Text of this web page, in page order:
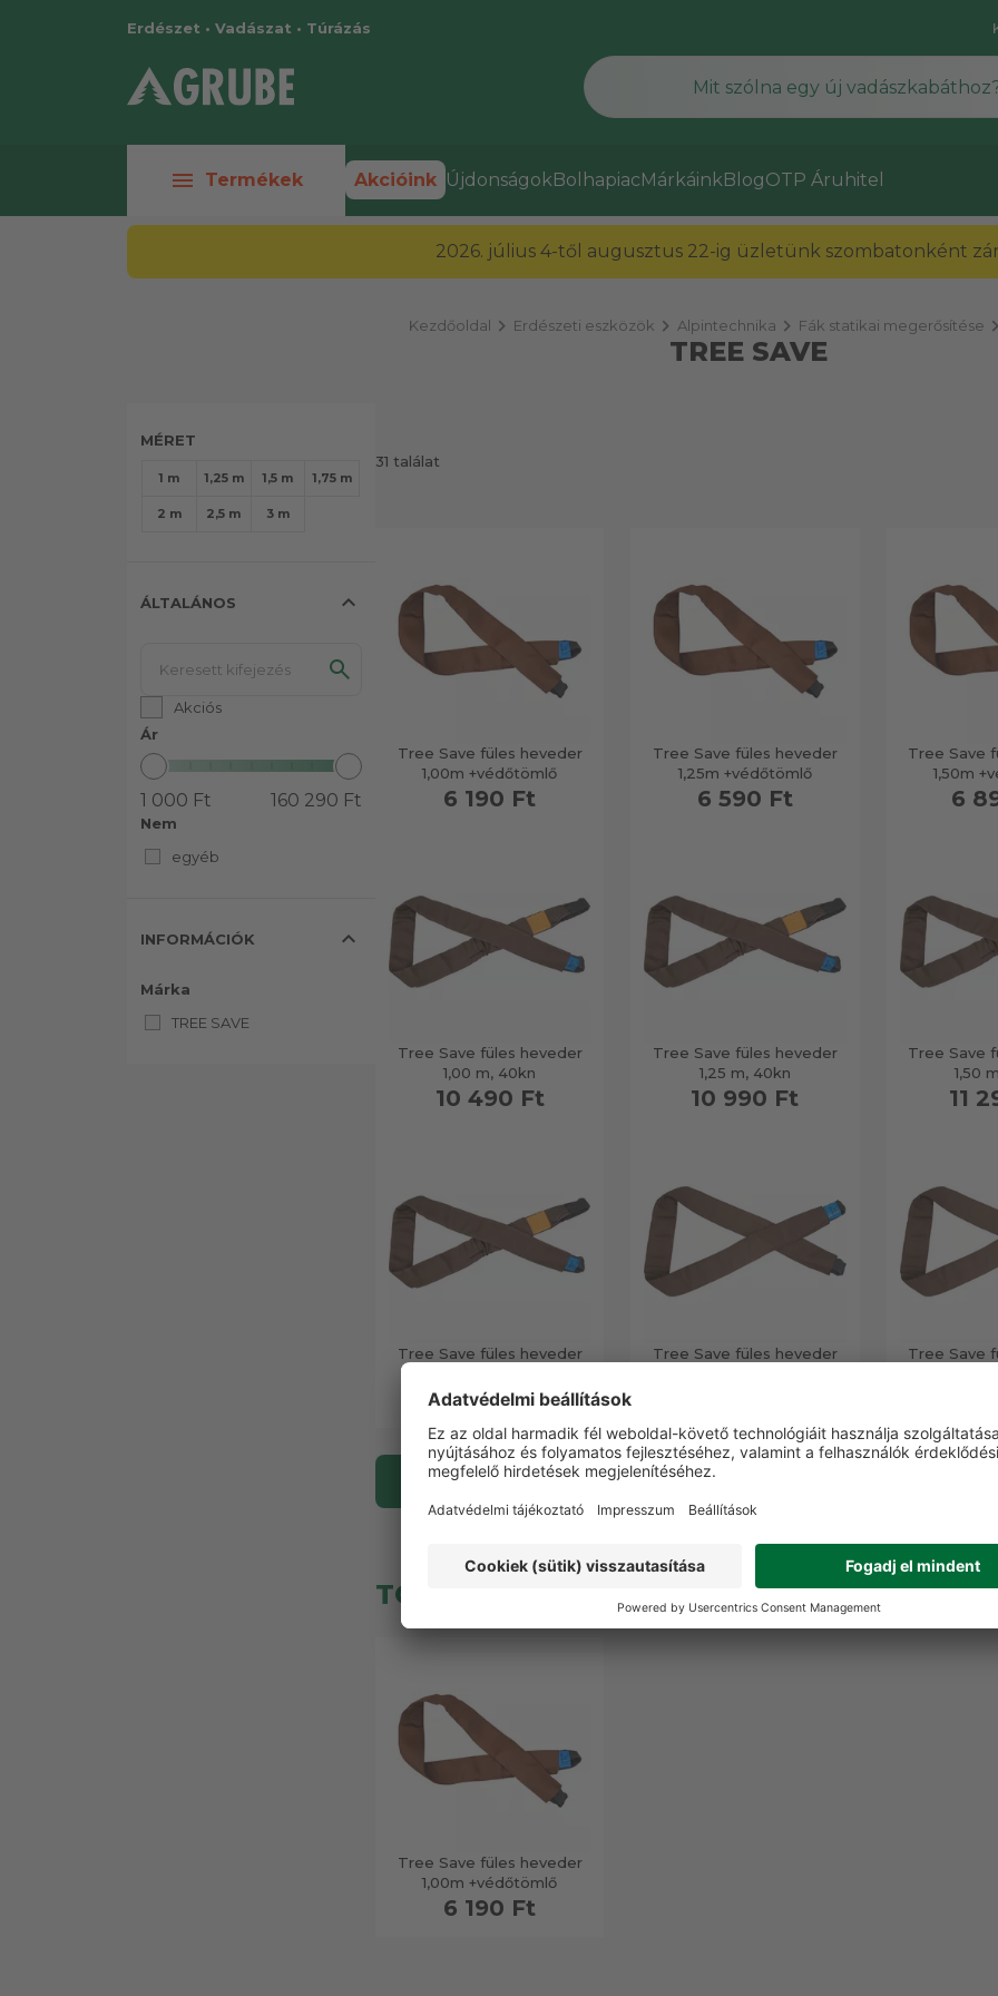
Erdészet • Vadászat • Túrázás
menu Termékek Akcióink ÚjdonságokBolhapiacMárkáinkBlogOTP Áruhitel
2026. július 4-től augusztus 22-ig üzletünk szombatonként
Kezdőoldal chevron_right Erdészeti eszközök chevron_right Alpintechnika chevron_right Fák statikai megerősítése chevron_right
TREE SAVE
31 találat
Tree Save füles heveder
1,00m +védőtömlő
6 190 Ft
Tree Save füles heveder
1,25m +védőtömlő
6 590 Ft
Tree Save
1,50m
6
Tree Save füles heveder
1,00 m, 40kn
10 490 Ft
Tree Save füles heveder
1,25 m, 40kn
10 990 Ft
Tree Save
1,50
11
Tree Save füles heveder
11 990 Ft
Tree Save füles heveder
Tree Save
További 12 termék
TOP TERMÉKEK
Tree Save füles heveder
1,00m +védőtömlő
6 190 Ft
MÉRET
1 m 1,25 m 1,5 m 1,75 m
2 m 2,5 m 3 m
ÁLTALÁNOS expand_less
Akciós
Ár
1 000 Ft 160 290 Ft
Nem
egyéb
INFORMÁCIÓK expand_less
Márka
TREE SAVE